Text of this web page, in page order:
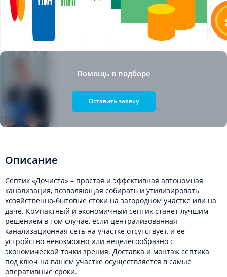
Помощь в подборе
Оставить заявку
Описание
Септик «Дочиста» – простая и эффективная автономная
канализация, позволяющая собирать и утилизировать
хозяйственно-бытовые стоки на загородном участке или на
даче. Компактный и экономичный септик станет лучшим
решением в том случае, если централизованная
канализационная сеть на участке отсутствует, и её
устройство невозможно или нецелесообразно с
экономической точки зрения. Доставка и монтаж септика
под ключ на вашем участке осуществляется в самые
оперативные сроки.